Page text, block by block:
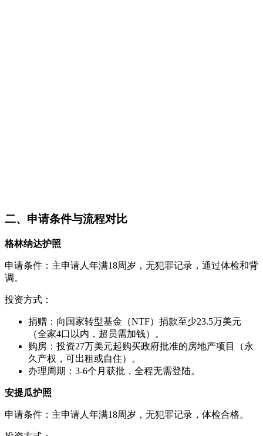
二、申请条件与流程对比
格林纳达护照
申请条件：主申请人年满18周岁，无犯罪记录，通过体检和背
调。
投资方式：
捐赠：向国家转型基金（NTF）捐款至少23.5万美元
（全家4口以内，超员需加钱）。
购房：投资27万美元起购买政府批准的房地产项目（永
久产权，可出租或自住）。
办理周期：3-6个月获批，全程无需登陆。
安提瓜护照
申请条件：主申请人年满18周岁，无犯罪记录，体检合格。